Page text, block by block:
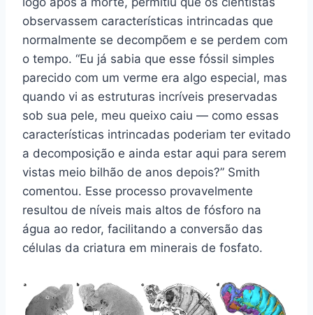
observassem características intrincadas que
normalmente se decompõem e se perdem com
o tempo. “Eu já sabia que esse fóssil simples
parecido com um verme era algo especial, mas
quando vi as estruturas incríveis preservadas
sob sua pele, meu queixo caiu — como essas
características intrincadas poderiam ter evitado
a decomposição e ainda estar aqui para serem
vistas meio bilhão de anos depois?” Smith
comentou. Esse processo provavelmente
resultou de níveis mais altos de fósforo na
água ao redor, facilitando a conversão das
células da criatura em minerais de fosfato.